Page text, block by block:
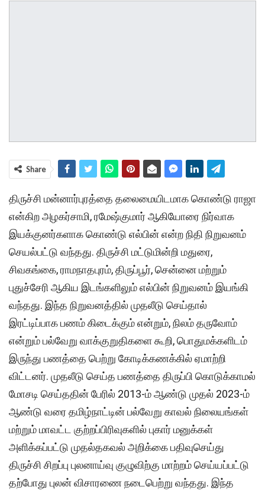
Share
திருச்சி மன்னார்புரத்தை தலைமையிடமாக கொண்டு ராஜா
என்கிற அழகர்சாமி, ரமேஷ்குமார் ஆகியோரை நிர்வாக
இயக்குனர்களாக கொண்டு எல்பின் என்ற நிதி நிறுவனம்
செயல்பட்டு வந்தது. திருச்சி மட்டுமின்றி மதுரை,
சிவகங்கை, ராமநாதபுரம், திருப்பூர், சென்னை மற்றும்
புதுச்சேரி ஆகிய இடங்களிலும் எல்பின் நிறுவனம் இயங்கி
வந்தது. இந்த நிறுவனத்தில் முதலீடு செய்தால்
இரட்டிப்பாக பணம் கிடைக்கும் என்றும், நிலம் தருவோம்
என்றும் பல்வேறு வாக்குறுதிகளை கூறி, பொதுமக்களிடம்
இருந்து பணத்தை பெற்று கோடிக்கணக்கில் ஏமாற்றி
விட்டனர். முதலீடு செய்த பணத்தை திருப்பி கொடுக்காமல்
மோசடி செய்ததின் பேரில் 2013-ம் ஆண்டு முதல் 2023-ம்
ஆண்டு வரை தமிழ்நாட்டின் பல்வேறு காவல் நிலையங்கள்
மற்றும் மாவட்ட குற்றப்பிரிவுகளில் புகார் மனுக்கள்
அளிக்கப்பட்டு முதல்தகவல் அறிக்கை பதிவுசெய்து
திருச்சி சிறப்பு புலனாய்வு குழுவிற்கு மாற்றம் செய்யப்பட்டு
தற்போது புலன் விசாரணை நடைபெற்று வந்தது. இந்த